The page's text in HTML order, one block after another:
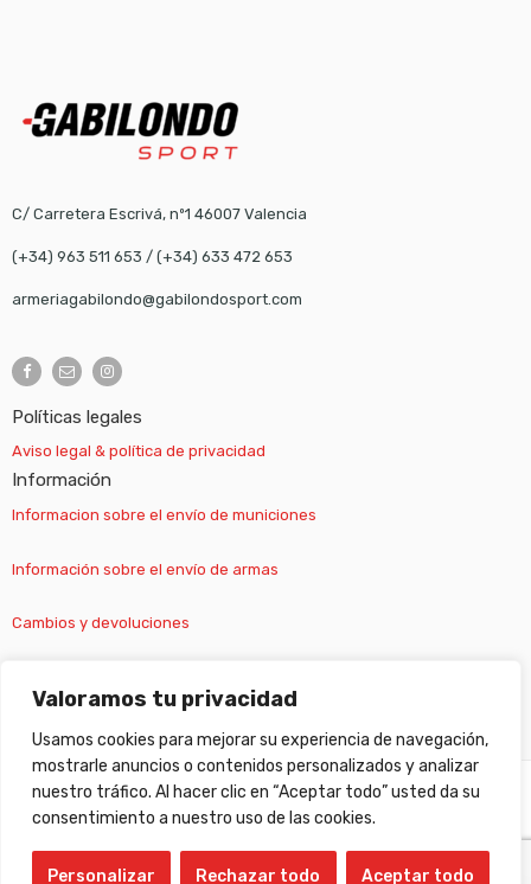
Valoramos tu privacidad
Usamos cookies para mejorar su experiencia de navegación,
mostrarle anuncios o contenidos personalizados y analizar
nuestro tráfico. Al hacer clic en “Aceptar todo” usted da su
consentimiento a nuestro uso de las cookies.
Personalizar Rechazar todo Aceptar todo
C/ Carretera Escrivá, nº1 46007 Valencia
(+34) 963 511 653 / (+34) 633 472 653
armeriagabilondo@gabilondosport.com
Políticas legales
Aviso legal & política de privacidad
Información
Informacion sobre el envío de municiones
Información sobre el envío de armas
Cambios y devoluciones
Suscripción newsletter
© Gabilondo sport - All Right reserved!